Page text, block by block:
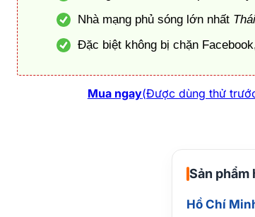
Nhà mạng phủ sóng lớn nhất
Đặc biệt không bị chặn
Mua ngay(Được dùng thử
Sản phẩm
Hồ Chí